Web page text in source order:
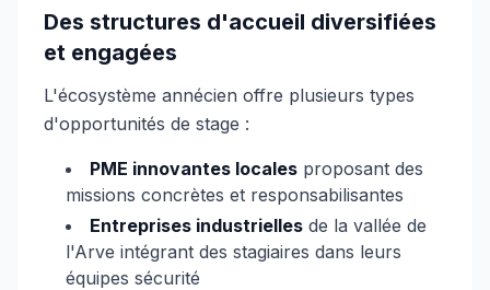
Des structures d'accueil diversifiées
et engagées
L'écosystème annécien offre plusieurs types
d'opportunités de stage :
PME innovantes locales proposant des
missions concrètes et responsabilisantes
Entreprises industrielles de la vallée de
l'Arve intégrant des stagiaires dans leurs
équipes sécurité